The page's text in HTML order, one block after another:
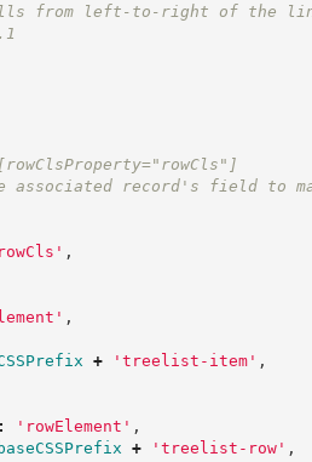
left-to-right of the
[rowClsProperty="rowCls"]
record's field to
rowCls ' ,
' ,
+ ' treelist-item' ,
: ' rowElement ' ,
baseCSSPrefix + ' treelist-row' ,